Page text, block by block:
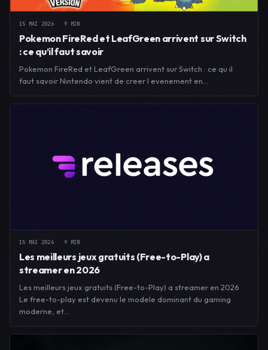
15 MAI 2026 9 MIN
Pokemon FireRed et LeafGreen arrivent sur Switch
: ce qu’il faut savoir
Pokemon FireRed et LeafGreen arrivent sur Switch : ce qu il
faut savoir Nintendo vient de creer l evenement en…
15 MAI 2026 9 MIN
Les meilleurs jeux gratuits (Free-to-Play) a
streamer en 2026
Les meilleurs jeux gratuits (Free-to-Play) a streamer en 2026
Le free-to-play est devenu le modele dominant du gaming
moderne, et…